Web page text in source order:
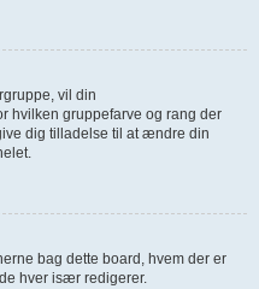
vil din
hvilken gruppefarve og rang der
dig tilladelse til at ændre din
bag dette board, hvem der er
hver især redigerer.